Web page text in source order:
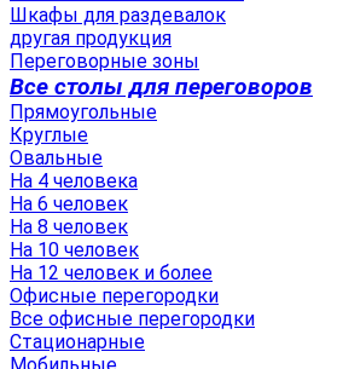
Шкафы для раздевалок
другая продукция
Переговорные зоны
Все столы для переговоров
Прямоугольные
Круглые
Овальные
На 4 человека
На 6 человек
На 8 человек
На 10 человек
На 12 человек и более
Офисные перегородки
Все офисные перегородки
Стационарные